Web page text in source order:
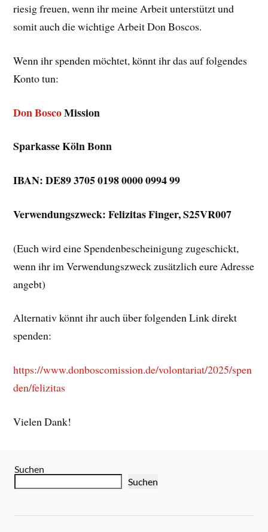
riesig freuen, wenn ihr meine Arbeit unterstützt und
somit auch die wichtige Arbeit Don Boscos.
Wenn ihr spenden möchtet, könnt ihr das auf folgendes
Konto tun:
Don BoscoMission
Sparkasse Köln Bonn
IBAN: DE89 3705 0198 0000 0994 99
Verwendungszweck: Felizitas Finger, S25VR007
(Euch wird eine Spendenbescheinigung zugeschickt,
wenn ihr im Verwendungszweck zusätzlich eure Adresse
angebt)
Alternativ könnt ihr auch über folgenden Link direkt
spenden:
https://www.donboscomission.de/volontariat/2025/spen
den/felizitas
Vielen Dank!
Suchen
Suchen